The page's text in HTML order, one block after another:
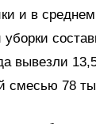
и в
уборки
вывезли
смесью 78